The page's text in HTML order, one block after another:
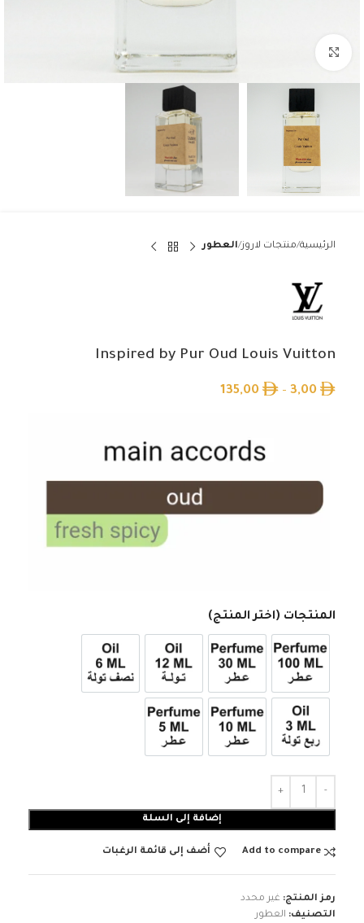
الرئيسية منتجات لاروز العطور
Inspired by Pur Oud Louis Vuitton
3,00
–
135,00
المنتجات (اختر المنتج)
عطر 100ml عطر 30ml 12ml زيت تولة 6ml زيت نصف تولة
3ml زيت ربع تولة عطر 10ml عطر 5ml
إضافة إلى السلة
Add to compare أضف إلى قائمة الرغبات
رمز المنتج: غير محدد
التصنيف: العطور